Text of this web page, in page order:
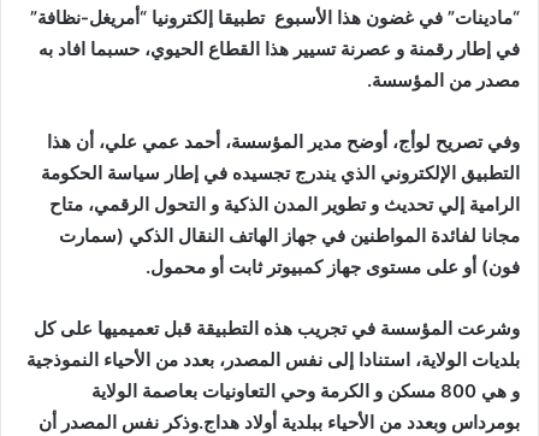
“مادينات” في غضون هذا الأسبوع تطبيقا إلكترونيا “أمريغل-نظافة”
في إطار رقمنة و عصرنة تسيير هذا القطاع الحيوي، حسبما افاد به
مصدر من المؤسسة.
وفي تصريح لوأج، أوضح مدير المؤسسة، أحمد عمي علي، أن هذا
التطبيق الإلكتروني الذي يندرج تجسيده في إطار سياسة الحكومة
الرامية إلي تحديث و تطوير المدن الذكية و التحول الرقمي، متاح
مجانا لفائدة المواطنين في جهاز الهاتف النقال الذكي (سمارت
فون) أو على مستوى جهاز كمبيوتر ثابت أو محمول.
وشرعت المؤسسة في تجريب هذه التطبيقة قبل تعميميها على كل
بلديات الولاية، استنادا إلى نفس المصدر، بعدد من الأحياء النموذجية
و هي 800 مسكن و الكرمة وحي التعاونيات بعاصمة الولاية
بومرداس وبعدد من الأحياء ببلدية أولاد هداج.وذكر نفس المصدر أن